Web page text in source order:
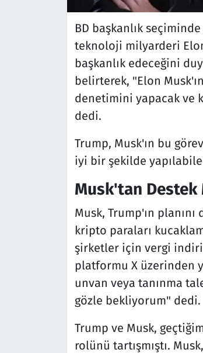
BD başkanlık
teknoloji milyarderi
başkanlık edeceğini
belirterek, "Elon
denetimini yapacak ve
dedi.
Trump, Musk'ın bu
iyi bir şekilde
Musk'tan Destek
Musk, Trump'ın
kripto paraları
şirketler için vergi
platformu X üzerinden
unvan veya tanınma
gözle bekliyorum" dedi.
Trump ve Musk,
rolünü tartışmıştı.